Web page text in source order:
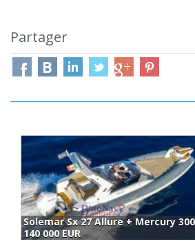
Partager
140 000 EUR